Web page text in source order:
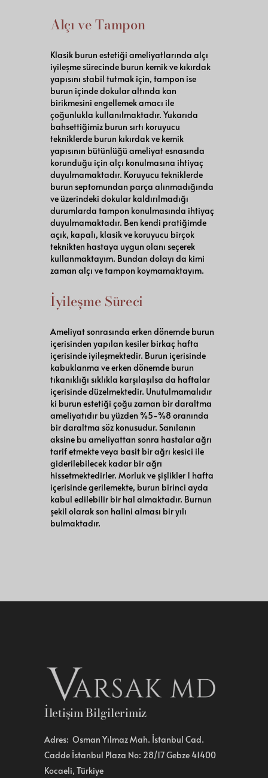
Alçı ve Tampon
Klasik burun estetiği ameliyatlarında alçı
iyileşme sürecinde burun kemik ve kıkırdak
yapısını stabil tutmak için, tampon ise
burun içinde dokular altında kan
birikmesini engellemek amacı ile
çoğunlukla kullanılmaktadır. Yukarıda
bahsettiğimiz burun sırtı koruyucu
tekniklerde burun kıkırdak ve kemik
yapısının bütünlüğü ameliyat esnasında
korunduğu için alçı konulmasına ihtiyaç
duyulmamaktadır. Koruyucu tekniklerde
burun septomundan parça alınmadığında
ve üzerindeki dokular kaldırılmadığı
durumlarda tampon konulmasında ihtiyaç
duyulmamaktadır. Ben kendi pratiğimde
açık, kapalı, klasik ve koruyucu birçok
teknikten hastaya uygun olanı seçerek
kullanmaktayım. Bundan dolayı da kimi
zaman alçı ve tampon koymamaktayım.
İyileşme Süreci
Ameliyat sonrasında erken dönemde burun
içerisinden yapılan kesiler birkaç hafta
içerisinde iyileşmektedir. Burun içerisinde
kabuklanma ve erken dönemde burun
tıkanıklığı sıklıkla karşılaşılsa da haftalar
içerisinde düzelmektedir. Unutulmamalıdır
ki burun estetiği çoğu zaman bir daraltma
ameliyatıdır bu yüzden %5-%8 oranında
bir daraltma söz konusudur. Sanılanın
aksine bu ameliyattan sonra hastalar ağrı
tarif etmekte veya basit bir ağrı kesici ile
giderilebilecek kadar bir ağrı
hissetmektedirler. Morluk ve şişlikler 1 hafta
içerisinde gerilemekte, burun birinci ayda
kabul edilebilir bir hal almaktadır. Burnun
şekil olarak son halini alması bir yılı
bulmaktadır.
İletişim Bilgilerimiz
Adres: Osman Yılmaz Mah. İstanbul Cad.
Cadde İstanbul Plaza No: 28/17 Gebze 41400
Kocaeli, Türkiye